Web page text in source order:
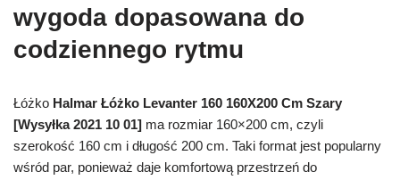
wygoda dopasowana do
codziennego rytmu
Łóżko Halmar Łóżko Levanter 160 160X200 Cm Szary
[Wysyłka 2021 10 01] ma rozmiar 160×200 cm, czyli
szerokość 160 cm i długość 200 cm. Taki format jest popularny
wśród par, ponieważ daje komfortową przestrzeń do